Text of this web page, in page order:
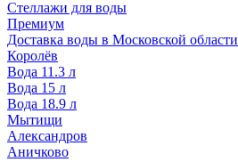
Стеллажи для воды
Премиум
Доставка воды в Московской области
Королёв
Вода 11.3 л
Вода 15 л
Вода 18.9 л
Мытищи
Александров
Аничково